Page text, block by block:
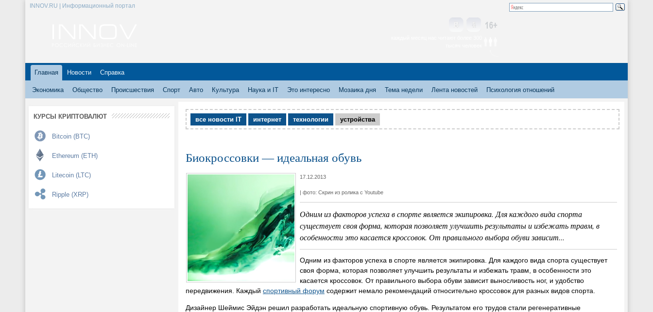
INNOV.RU | Информационный портал
Главная Новости Справка
Экономика Общество Происшествия Спорт Авто Культура Наука и IT Это интересно Мозаика дня Тема недели Лента новостей Психология отношений
КУРСЫ КРИПТОВАЛЮТ
Bitcoin (BTC)
Ethereum (ETH)
Litecoin (LTC)
Ripple (XRP)
все новости IT интернет технологии устройства
Биокроссовки — идеальная обувь
17.12.2013
| фото: Скрин из ролика с Youtube
Одним из факторов успеха в спорте является экипировка. Для каждого вида спорта
существует своя форма, которая позволяет улучшить результаты и избежать травм, в
особенности это касается кроссовок. От правильного выбора обуви зависит...
Одним из факторов успеха в спорте является экипировка. Для каждого вида спорта существует
своя форма, которая позволяет улучшить результаты и избежать травм, в особенности это
касается кроссовок. От правильного выбора обуви зависит выносливость ног, и удобство
передвижения. Каждый спортивный форум содержит немало рекомендаций относительно кроссовок для разных видов спорта.
Дизайнер Шеймис Эйдэн решил разработать идеальную спортивную обувь. Результатом его трудов стали регенеративные